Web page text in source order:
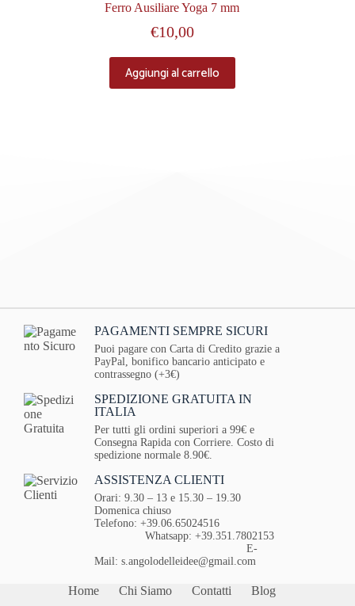
Ferro Ausiliare Yoga 7 mm
€10,00
Aggiungi al carrello
PAGAMENTI SEMPRE SICURI
Puoi pagare con Carta di Credito grazie a
PayPal, bonifico bancario anticipato e
contrassegno (+3€)
SPEDIZIONE GRATUITA IN
ITALIA
Per tutti gli ordini superiori a 99€ e
Consegna Rapida con Corriere. Costo di
spedizione normale 8.90€.
ASSISTENZA CLIENTI
Orari: 9.30 – 13 e 15.30 – 19.30
Domenica chiuso
Telefono: +39.06.65024516
Whatsapp: +39.351.7802153
E-
Mail: s.angolodelleidee@gmail.com
Home Chi Siamo Contatti Blog